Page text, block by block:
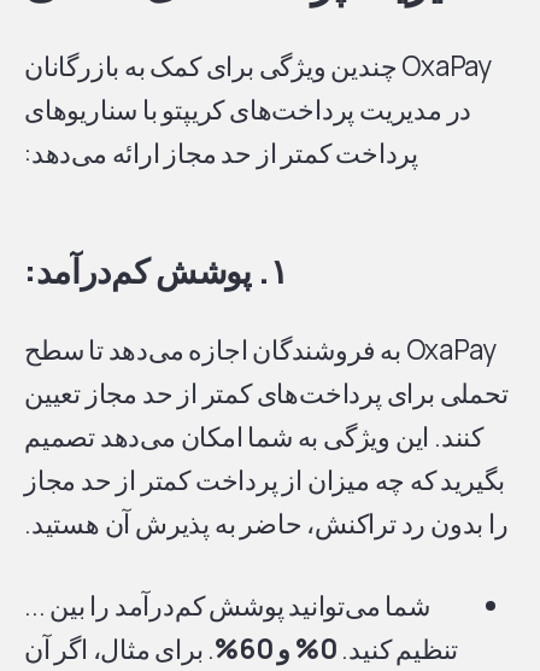
OxaPay چندین ویژگی برای کمک به بازرگانان
در مدیریت پرداخت‌های کریپتو با سناریوهای
پرداخت کمتر از حد مجاز ارائه می‌دهد:
۱. پوشش کم‌درآمد:
OxaPay به فروشندگان اجازه می‌دهد تا سطح
تحملی برای پرداخت‌های کمتر از حد مجاز تعیین
کنند. این ویژگی به شما امکان می‌دهد تصمیم
بگیرید که چه میزان از پرداخت کمتر از حد مجاز
را بدون رد تراکنش، حاضر به پذیرش آن هستید.
شما می‌توانید پوشش کم‌درآمد را بین ...
تنظیم کنید.0% و 60% . برای مثال، اگر آن